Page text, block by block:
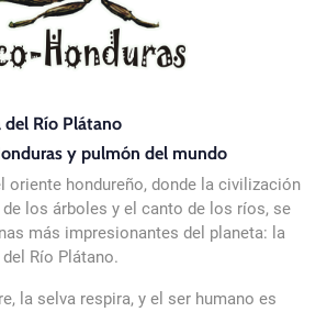
del Río Plátano
y pulmón del mundo
oriente hondureño, donde la civilización
los árboles y el canto de los ríos, se
más impresionantes del planeta: la
Río Plátano.
la selva respira, y el ser humano es